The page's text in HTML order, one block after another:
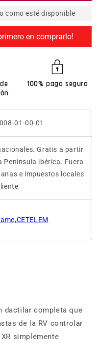
como esté disponible
en comprarlo!
100% pago seguro
01-00-01
Gratis a partir
Península ibérica. Fuera
e impuestos locales
dactilar completa que
de la RV controlar
simplemente